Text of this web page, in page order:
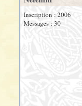
Inscription : 2006
Messages : 30